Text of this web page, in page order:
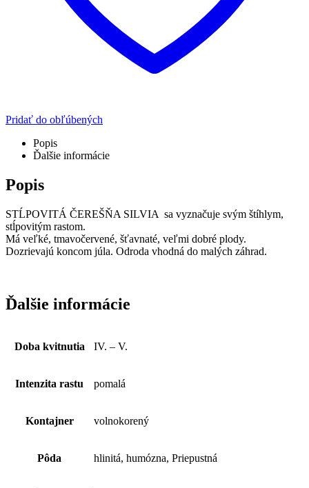
Pridať do obľúbených
Popis
Ďalšie informácie
Popis
STĹPOVITÁ ČEREŠŇA SILVIA sa vyznačuje svým štíhlym,
stĺpovitým rastom.
Má veľké, tmavočervené, šťavnaté, veľmi dobré plody.
Dozrievajú koncom júla. Odroda vhodná do malých záhrad.
Ďalšie informácie
Doba kvitnutia IV. – V.
Intenzita rastu pomalá
Kontajner volnokorený
Pôda hlinitá, humózna, Priepustná